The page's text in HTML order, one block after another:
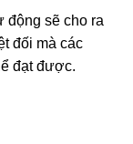
động sẽ cho ra
đối mà các
đạt được.